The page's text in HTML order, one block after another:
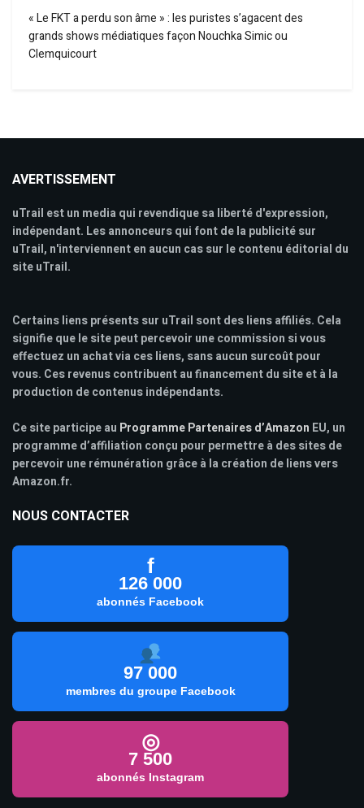
« Le FKT a perdu son âme » : les puristes s’agacent des
grands shows médiatiques façon Nouchka Simic ou
Clemquicourt
AVERTISSEMENT
uTrail est un media qui revendique sa liberté d'expression,
indépendant. Les annonceurs qui font de la publicité sur
uTrail, n'interviennent en aucun cas sur le contenu éditorial du
site uTrail.
Certains liens présents sur uTrail sont des liens affiliés. Cela
signifie que le site peut percevoir une commission si vous
effectuez un achat via ces liens, sans aucun surcoût pour
vous. Ces revenus contribuent au financement du site et à la
production de contenus indépendants.
Ce site participe au Programme Partenaires d’Amazon EU, un
programme d’affiliation conçu pour permettre à des sites de
percevoir une rémunération grâce à la création de liens vers
Amazon.fr.
NOUS CONTACTER
f
126 000
abonnés Facebook
97 000
membres du groupe Facebook
◎
7 500
abonnés Instagram